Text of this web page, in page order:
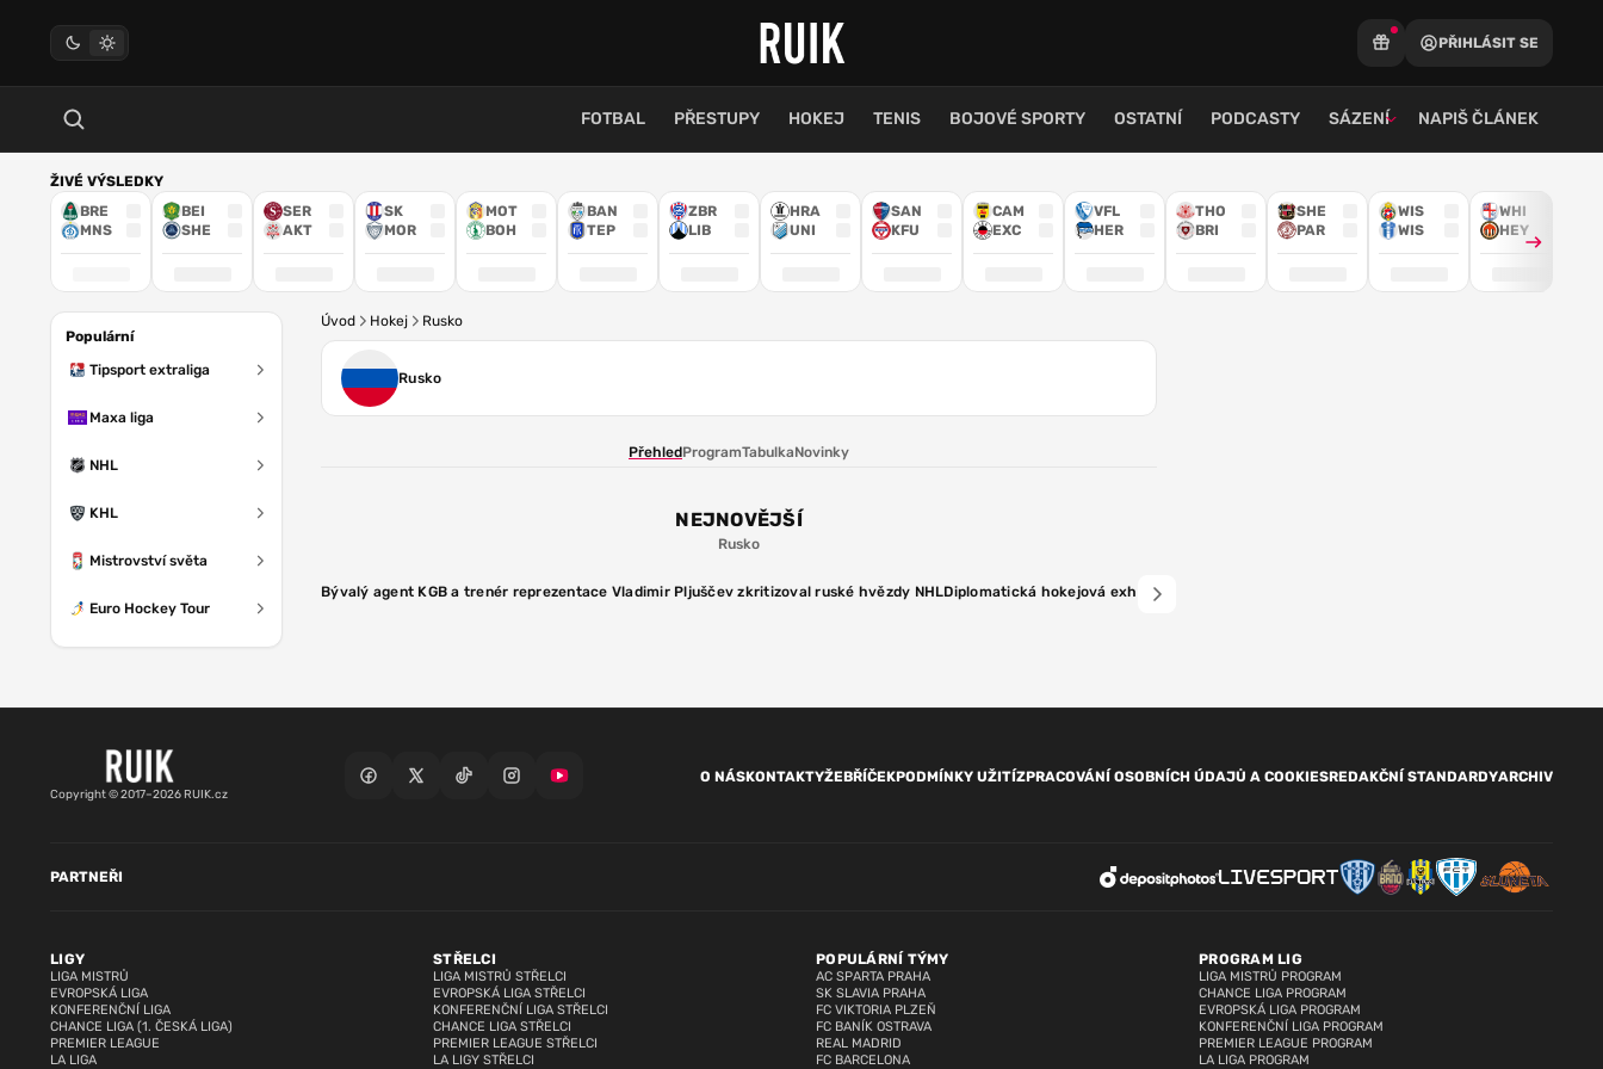
PŘIHLÁSIT SE
FOTBAL PŘESTUPY HOKEJ TENIS BOJOVÉ SPORTY OSTATNÍ PODCASTY SÁZENÍ NAPIŠ ČLÁNEK
ŽIVÉ VÝSLEDKY
BRE
MNS
BEI
SHE
SER
AKT
SK
MOR
MOT
BOH
BAN
TEP
ZBR
LIB
HRA
UNI
SAN
KFU
CAM
EXC
VFL
HER
THO
BRI
SHE
PAR
WIS
WIS
WHI
HEY
Populární
Tipsport extraliga
Maxa liga
NHL
KHL
Mistrovství světa
Euro Hockey Tour
Úvod Hokej Rusko
Rusko
PřehledProgramTabulkaNovinky
NEJNOVĚJŠÍ
Rusko
Bývalý agent KGB a trenér reprezentace Vladimir Pljuščev zkritizoval ruské hvězdy NHLDiplomatická hokejová exhibice v Moskvě: Ruské hvězdy přestřílely výběr USA 10:6
Copyright © 2017–2026 RUIK.cz
O NÁSKONTAKTYŽEBŘÍČEKPODMÍNKY UŽITÍZPRACOVÁNÍ OSOBNÍCH ÚDAJŮ A COOKIESREDAKČNÍ STANDARDYARCHIV
LIGY
LIGA MISTRŮ
EVROPSKÁ LIGA
KONFERENČNÍ LIGA
CHANCE LIGA (1. ČESKÁ LIGA)
PREMIER LEAGUE
LA LIGA
STŘELCI
LIGA MISTRŮ STŘELCI
EVROPSKÁ LIGA STŘELCI
KONFERENČNÍ LIGA STŘELCI
CHANCE LIGA STŘELCI
PREMIER LEAGUE STŘELCI
LA LIGY STŘELCI
POPULÁRNÍ TÝMY
AC SPARTA PRAHA
SK SLAVIA PRAHA
FC VIKTORIA PLZEŇ
FC BANÍK OSTRAVA
REAL MADRID
FC BARCELONA
PROGRAM LIG
LIGA MISTRŮ PROGRAM
CHANCE LIGA PROGRAM
EVROPSKÁ LIGA PROGRAM
KONFERENČNÍ LIGA PROGRAM
PREMIER LEAGUE PROGRAM
LA LIGA PROGRAM
PARTNEŘI